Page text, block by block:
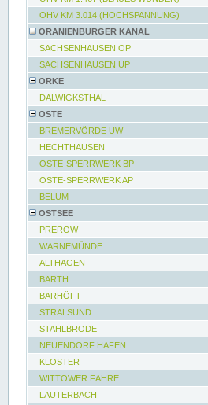
OHV KM 3.014 (HOCHSPANNUNG)
ORANIENBURGER KANAL
SACHSENHAUSEN OP
SACHSENHAUSEN UP
ORKE
DALWIGKSTHAL
OSTE
BREMERVÖRDE UW
HECHTHAUSEN
OSTE-SPERRWERK BP
OSTE-SPERRWERK AP
BELUM
OSTSEE
PREROW
WARNEMÜNDE
ALTHAGEN
BARTH
BARHÖFT
STRALSUND
STAHLBRODE
NEUENDORF HAFEN
KLOSTER
WITTOWER FÄHRE
LAUTERBACH